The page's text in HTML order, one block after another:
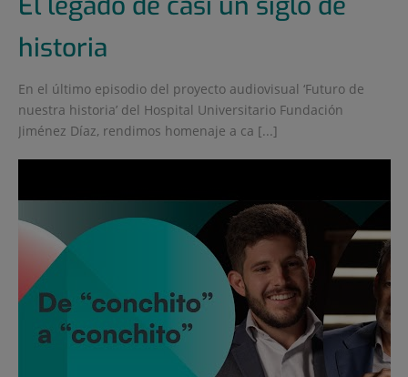
historia
En el último episodio del proyecto audiovisual ‘Futuro de
nuestra historia’ del Hospital Universitario Fundación
Jiménez Díaz, rendimos homenaje a ca [...]